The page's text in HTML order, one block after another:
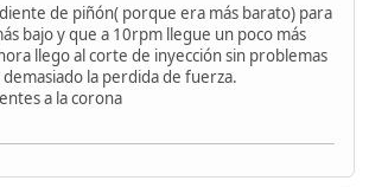
de piñón( porque era más barato) para
bajo y que a 10rpm llegue un poco más
llego al corte de inyección sin problemas
la perdida de fuerza.
a la corona